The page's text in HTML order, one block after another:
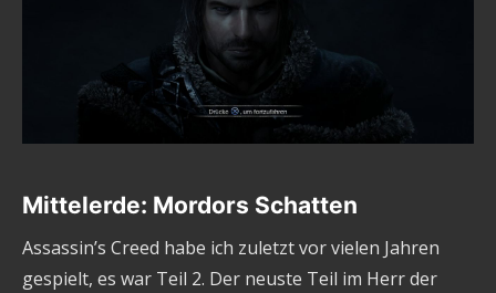
Mittelerde: Mordors Schatten
Assassin’s Creed habe ich zuletzt vor vielen Jahren
gespielt, es war Teil 2. Der neuste Teil im Herr der